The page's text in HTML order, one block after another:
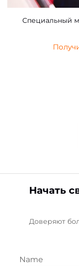
Специальный
Начать
Доверяют
Name